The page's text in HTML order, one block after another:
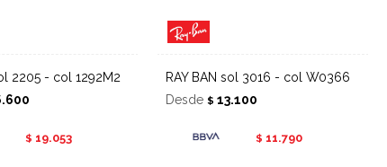
2205 - col 1292M2
$ 19.053
RAY BAN sol 3016 - col W0366
Desde$ 13.100
$ 11.790